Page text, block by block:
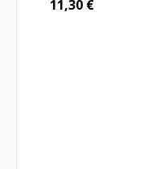
11,30 €